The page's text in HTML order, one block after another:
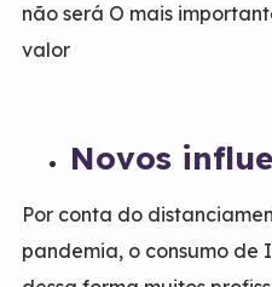
não será O mais
valor
Novos
Por conta do
pandemia, o consumo de